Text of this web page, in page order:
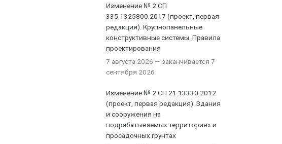
Изменение № 2 СП
335.1325800.2017 (проект, первая
редакция). Крупнопанельные
конструктивные системы. Правила
проектирования
7 августа 2026 — заканчивается 7
сентября 2026
Изменение № 2 СП 21.13330.2012
(проект, первая редакция). Здания
и сооружения на
подрабатываемых территориях и
просадочных грунтах